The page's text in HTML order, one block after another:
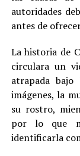
autoridades
antes de
La historia de
circulara un
atrapada
imágenes, la
su rostro,
por lo que
identificarla